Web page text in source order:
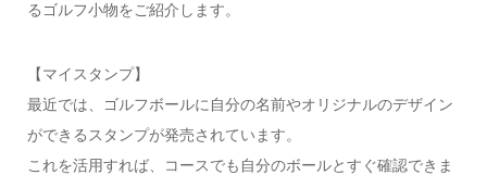
るゴルフ小物をご紹介します。
【マイスタンプ】
最近では、ゴルフボールに自分の名前やオリジナルのデザイン
ができるスタンプが発売されています。
これを活用すれば、コースでも自分のボールとすぐ確認できま